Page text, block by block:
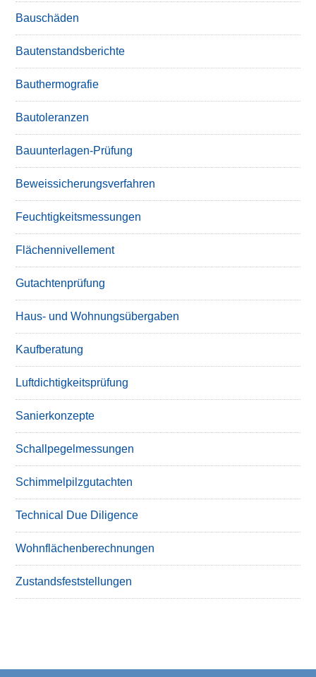
Bauschäden
Bautenstandsberichte
Bauthermografie
Bautoleranzen
Bauunterlagen-Prüfung
Beweissicherungsverfahren
Feuchtigkeitsmessungen
Flächennivellement
Gutachtenprüfung
Haus- und Wohnungsübergaben
Kaufberatung
Luftdichtigkeitsprüfung
Sanierkonzepte
Schallpegelmessungen
Schimmelpilzgutachten
Technical Due Diligence
Wohnflächenberechnungen
Zustandsfeststellungen